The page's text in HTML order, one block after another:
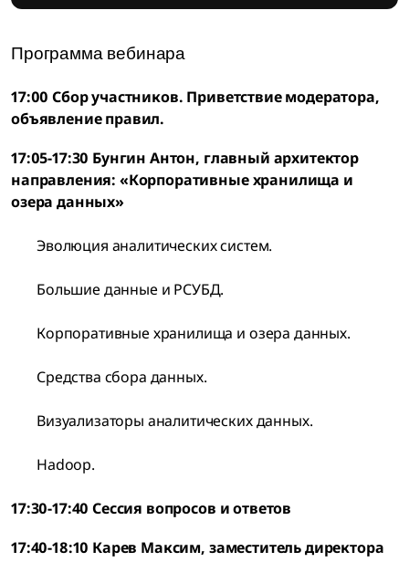
Программа вебинара
17:00 Сбор участников. Приветствие модератора,
объявление правил.
17:05-17:30 Бунгин Антон, главный архитектор
направления: «Корпоративные хранилища и
озера данных»
Эволюция аналитических систем.
Большие данные и РСУБД.
Корпоративные хранилища и озера данных.
Средства сбора данных.
Визуализаторы аналитических данных.
Hadoop.
17:30-17:40 Сессия вопросов и ответов
17:40-18:10 Карев Максим, заместитель директора